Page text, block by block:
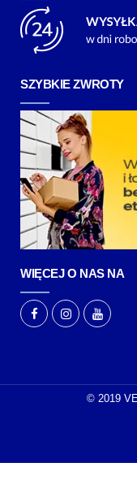
SZYBKIE ZWROTY
WIĘCEJ O NAS NA
© 2019